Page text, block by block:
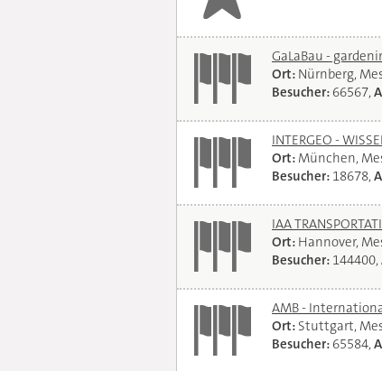
GaLaBau -
Ort: Nürnberg,
Besucher: 66567,
INTERGEO -
Ort: München,
Besucher: 18678,
IAA
Ort: Hannover,
Besucher: 144400,
AMB -
Ort: Stuttgart,
Besucher: 65584,